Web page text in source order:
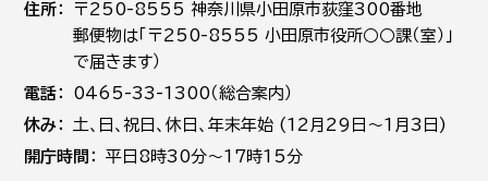
住所
〒250-8555 神奈川県小田原市荻窪300番地
郵便物は「〒250-8555 小田原市役所○○課（室）」
で届きます）
電話
0465-33-1300（総合案内）
休み
土､日､祝日、休日、年末年始 (12月29日～1月3日)
開庁時間
平日8時30分～17時15分